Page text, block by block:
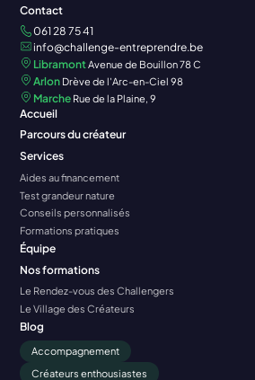
Contact
061 28 75 41
info@challenge-entreprendre.be
LibramontAvenue de Bouillon 78 C
Arlon Drève de l'Arc-en-Ciel 98
Marche Rue de la Plaine, 9
Accueil
Parcours du créateur
Services
Aides au financement
Test grandeur nature
Conseils personnalisés
Formations pratiques
Équipe
Nos formations
Le Rendez-vous des Challengers
Le Village des Créateurs
Blog
Accompagnement
Créateurs enthousiastes